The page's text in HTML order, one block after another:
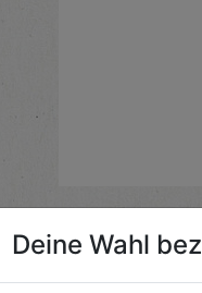
Deine Wahl